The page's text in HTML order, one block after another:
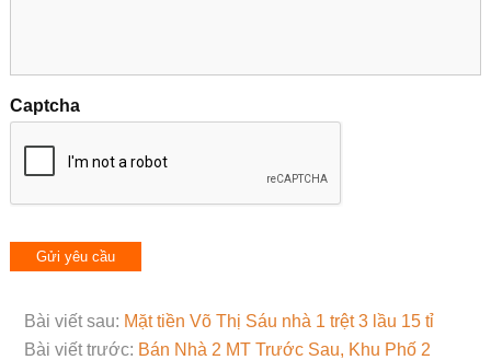
Captcha
Bài viết sau: Mặt tiền Võ Thị Sáu nhà 1 trệt 3 lầu 15 tỉ
Bài viết trước: Bán Nhà 2 MT Trước Sau, Khu Phố 2